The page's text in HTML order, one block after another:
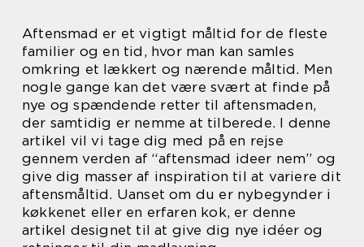
Aftensmad er et vigtigt måltid for de fleste
familier og en tid, hvor man kan samles
omkring et lækkert og nærende måltid. Men
nogle gange kan det være svært at finde på
nye og spændende retter til aftensmaden,
der samtidig er nemme at tilberede. I denne
artikel vil vi tage dig med på en rejse
gennem verden af “aftensmad ideer nem” og
give dig masser af inspiration til at variere dit
aftensmåltid. Uanset om du er nybegynder i
køkkenet eller en erfaren kok, er denne
artikel designet til at give dig nye idéer og